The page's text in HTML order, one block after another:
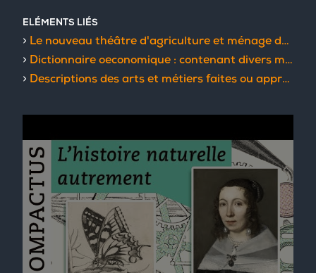
ELÉMENTS LIÉS
Le nouveau théâtre d'agriculture et ménage des champs
Dictionnaire oeconomique : contenant divers moyens d'augmenter son bien, et de conserver sa santé
Descriptions des arts et métiers faites ou approuvées par Messieurs de l'Académie royale des sciences de Paris